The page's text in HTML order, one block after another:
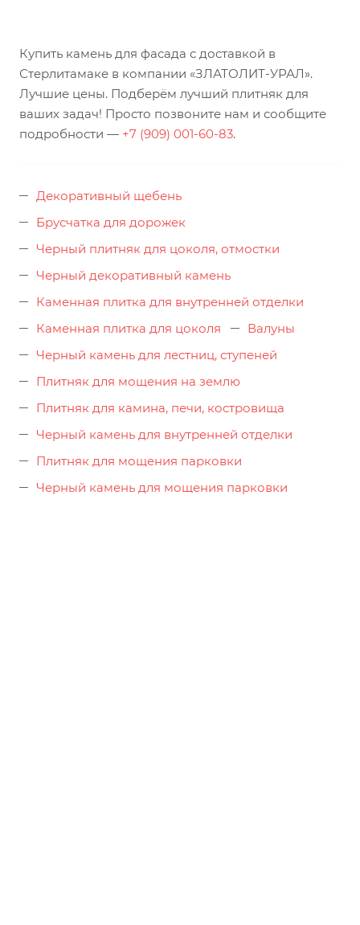
Купить камень для фасада с доставкой в
Стерлитамаке в компании «ЗЛАТОЛИТ-УРАЛ».
Лучшие цены. Подберём лучший плитняк для
ваших задач! Просто позвоните нам и сообщите
подробности — +7 (909) 001-60-83.
Декоративный щебень
Брусчатка для дорожек
Черный плитняк для цоколя, отмостки
Черный декоративный камень
Каменная плитка для внутренней отделки
Каменная плитка для цоколя
Валуны
Черный камень для лестниц, ступеней
Плитняк для мощения на землю
Плитняк для камина, печи, костровища
Черный камень для внутренней отделки
Плитняк для мощения парковки
Черный камень для мощения парковки